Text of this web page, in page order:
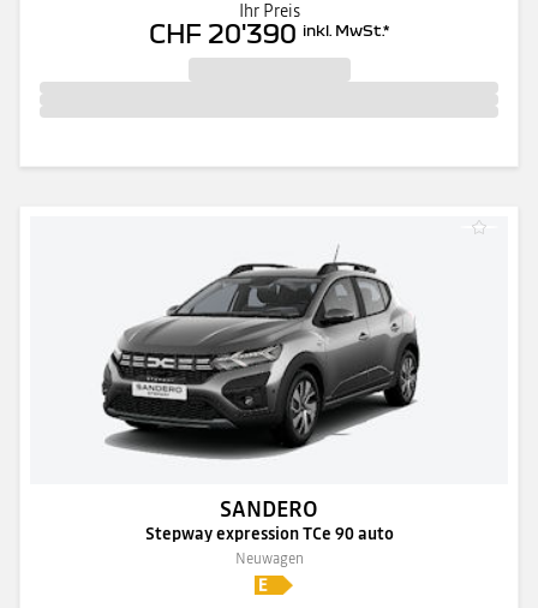
Ihr Preis
CHF 20'390 inkl. MwSt.*
SANDERO
Stepway expression TCe 90 auto
Neuwagen